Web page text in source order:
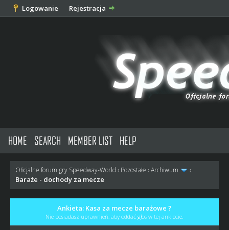
Logowanie Rejestracja
HOME SEARCH MEMBER LIST HELP
Oficjalne forum gry Speedway-World › Pozostałe ›Archiwum ›
Baraże - dochody za mecze
Ankieta: Kasa za mecze barażowe ?
Nie posiadasz uprawnień, aby oddać głos w tej ankiecie.